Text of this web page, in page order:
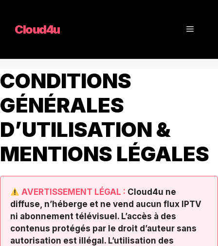
contenuCloud4u Menu
CONDITIONS
GÉNÉRALES
D’UTILISATION &
MENTIONS LÉGALES
AVERTISSEMENT LÉGAL : Cloud4u ne
diffuse, n’héberge et ne vend aucun flux IPTV
ni abonnement télévisuel. L’accès à des
contenus protégés par le droit d’auteur sans
autorisation est illégal. L’utilisation des